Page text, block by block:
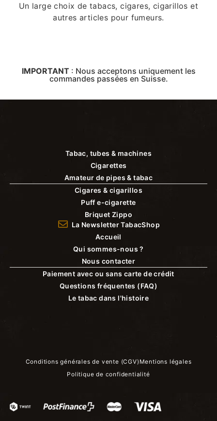
Un large choix de tabacs, cigares, cigarillos et
autres articles pour fumeurs.
IMPORTANT : Nous acceptons uniquement les
commandes passées en Suisse.
Tabac, tubes & machines
Cigarettes
Amateur de pipes & tabac
Cigares & cigarillos
Puff e-cigarette
Briquet Zippo
La Newsletter TabacShop
Accueil
Qui sommes-nous ?
Nous contacter
Paiement avec ou sans carte de crédit
Questions fréquentes (FAQ)
Le tabac dans l'histoire
Conditions générales de vente (CGV) Mentions légales
Politique de confidentialité